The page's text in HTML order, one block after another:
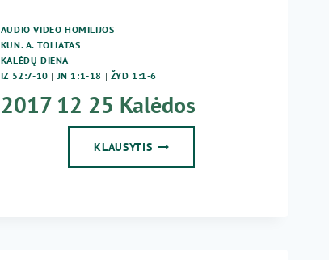
AUDIO VIDEO HOMILIJOS
KUN. A. TOLIATAS
KALĖDŲ DIENA
IZ 52:7-10 |JN 1:1-18 | ŽYD 1:1-6
2017 12 25 Kalėdos
KLAUSYTIS2017